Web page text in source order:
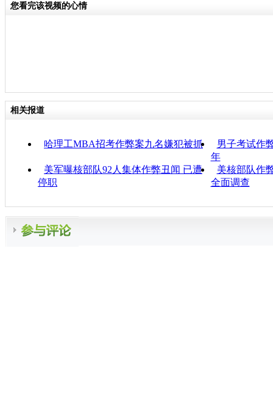
您看完该视频的心情
相关报道
哈理工MBA招考作弊案九名嫌犯被抓
男子考试作
年
美军曝核部队92人集体作弊丑闻 已遭
停职
美核部队作
全面调查